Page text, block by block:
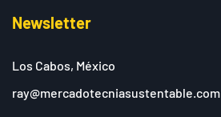
Newsletter
Los Cabos, México
ray@mercadotecniasustentable.com